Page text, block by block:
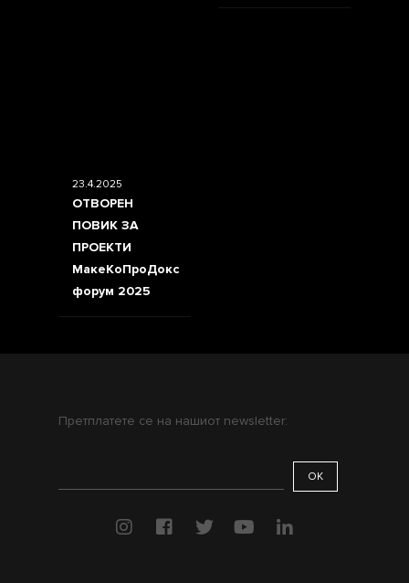
23.4.2025
ОТВОРЕН
ПОВИК ЗА
ПРОЕКТИ
МакеКоПроДокс
форум 2025
Претплатете се на нашиот newsletter: